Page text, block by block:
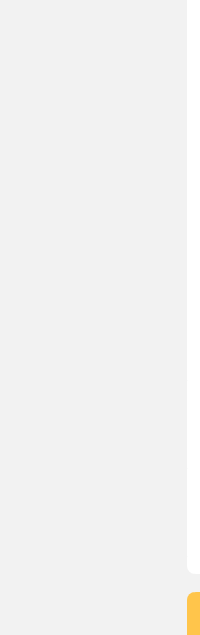
日本
日大藤
生物資
共立
何事に
部活に
桜丘
教員と
桜丘独